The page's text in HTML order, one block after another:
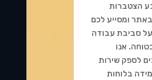
הצטברות
ומסייע לכם
סביבת עבודה
אנו
לספק שירות
בלוחות